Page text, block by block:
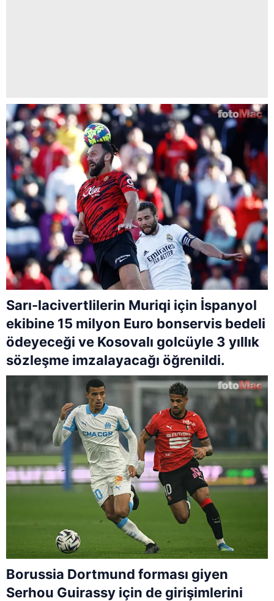
Sarı-lacivertlilerin Muriqi için İspanyol
ekibine 15 milyon Euro bonservis bedeli
ödeyeceği ve Kosovalı golcüyle 3 yıllık
sözleşme imzalayacağı öğrenildi.
Borussia Dortmund forması giyen
Serhou Guirassy için de girişimlerini